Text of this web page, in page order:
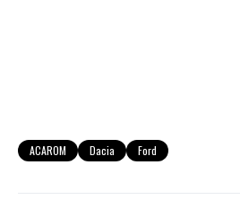
ACAROM Dacia Ford